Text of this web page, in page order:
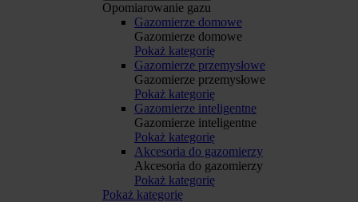
Opomiarowanie gazu
Gazomierze domowe
Gazomierze domowe
Pokaż kategorię
Gazomierze przemysłowe
Gazomierze przemysłowe
Pokaż kategorię
Gazomierze inteligentne
Gazomierze inteligentne
Pokaż kategorię
Akcesoria do gazomierzy
Akcesoria do gazomierzy
Pokaż kategorię
Pokaż kategorię